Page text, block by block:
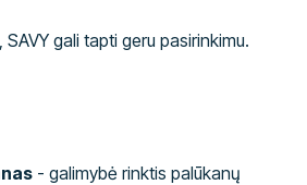
gali tapti geru pasirinkimu.
- galimybė rinktis palūkanų